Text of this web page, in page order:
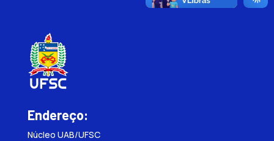
Endereço:
Núcleo UAB/UFSC